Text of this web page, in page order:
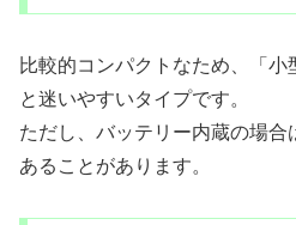
比較的コンパクトなため、「小
と迷いやすいタイプです。
ただし、バッテリー内蔵の場
あることがあります。